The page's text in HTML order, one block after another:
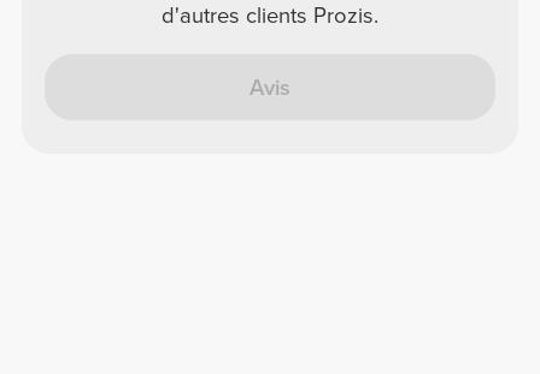
d'autres clients Prozis.
Avis